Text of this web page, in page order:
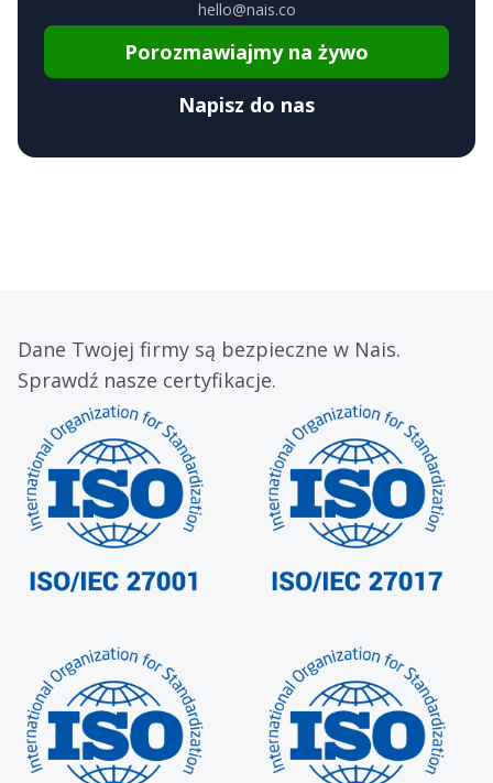
hello@nais.co
Porozmawiajmy na żywo
Napisz do nas
Dane Twojej firmy są bezpieczne w Nais.
Sprawdź nasze certyfikacje.